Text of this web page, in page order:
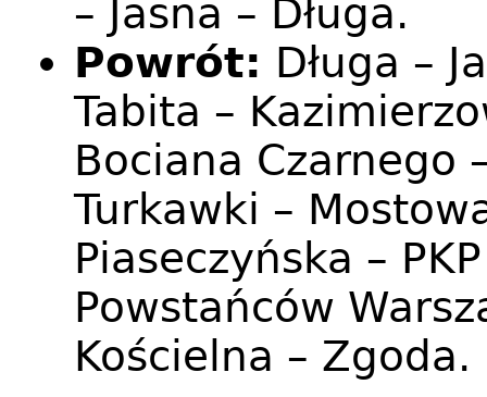
– Jasna – Długa.
Powrót: Długa –
Tabita –
Bociana Czarnego
Turkawki –
Piaseczyńska –
Powstańców
Kościelna – Zgoda.